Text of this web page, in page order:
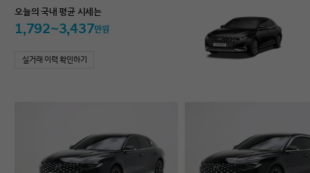
오늘의 국내 평균 시세는
1,792~3,437만원
실거래 이력 확인하기